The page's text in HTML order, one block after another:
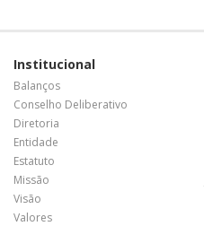
Institucional
Balanços
Conselho Deliberativo
Diretoria
Entidade
Estatuto
Missão
Visão
Valores